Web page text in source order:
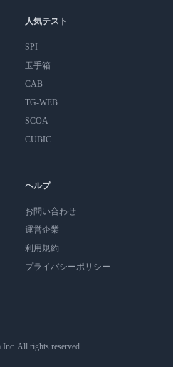
人気テスト
SPI
玉手箱
CAB
TG-WEB
SCOA
CUBIC
ヘルプ
お問い合わせ
運営企業
利用規約
プライバシーポリシー
All rights reserved.